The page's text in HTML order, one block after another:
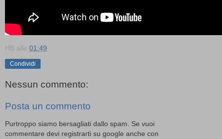
HB alle 01:49
Condividi
Nessun commento:
Posta un commento
Purtroppo siamo bersagliati dallo spam. Se vuoi
commentare devi registrarti su google anche con